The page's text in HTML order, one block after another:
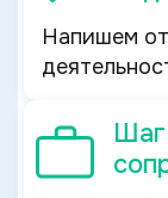
Напишем